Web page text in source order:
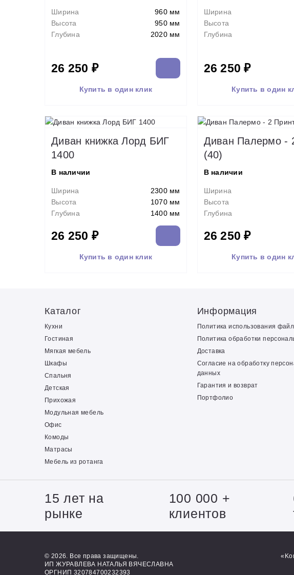
Ширина
960 мм
Высота
950 мм
Глубина
2020 мм
26 250 ₽
Купить в один клик
Ширина
Высота
Глубина
26 250 ₽
Купить в один
Диван книжка Лорд БИГ
1400
В наличии
Ширина
2300 мм
Высота
1070 мм
Глубина
1400 мм
26 250 ₽
Купить в один клик
Диван Палермо -
(40)
В наличии
Ширина
Высота
Глубина
26 250 ₽
Купить в один
Каталог
Кухни
Гостиная
Мягкая мебель
Шкафы
Спальня
Детская
Прихожая
Модульная мебель
Офис
Комоды
Матрасы
Мебель из ротанга
Информация
Политика использования
Политика обработки
Доставка
Согласие на обработку
данных
Гарантия и возврат
Портфолио
15 лет на
рынке
100 000 +
клиентов
© 2026. Все права защищены.
ИП ЖУРАВЛЕВА НАТАЛЬЯ ВЯЧЕСЛАВНА
ОРГНИП 320784700232393